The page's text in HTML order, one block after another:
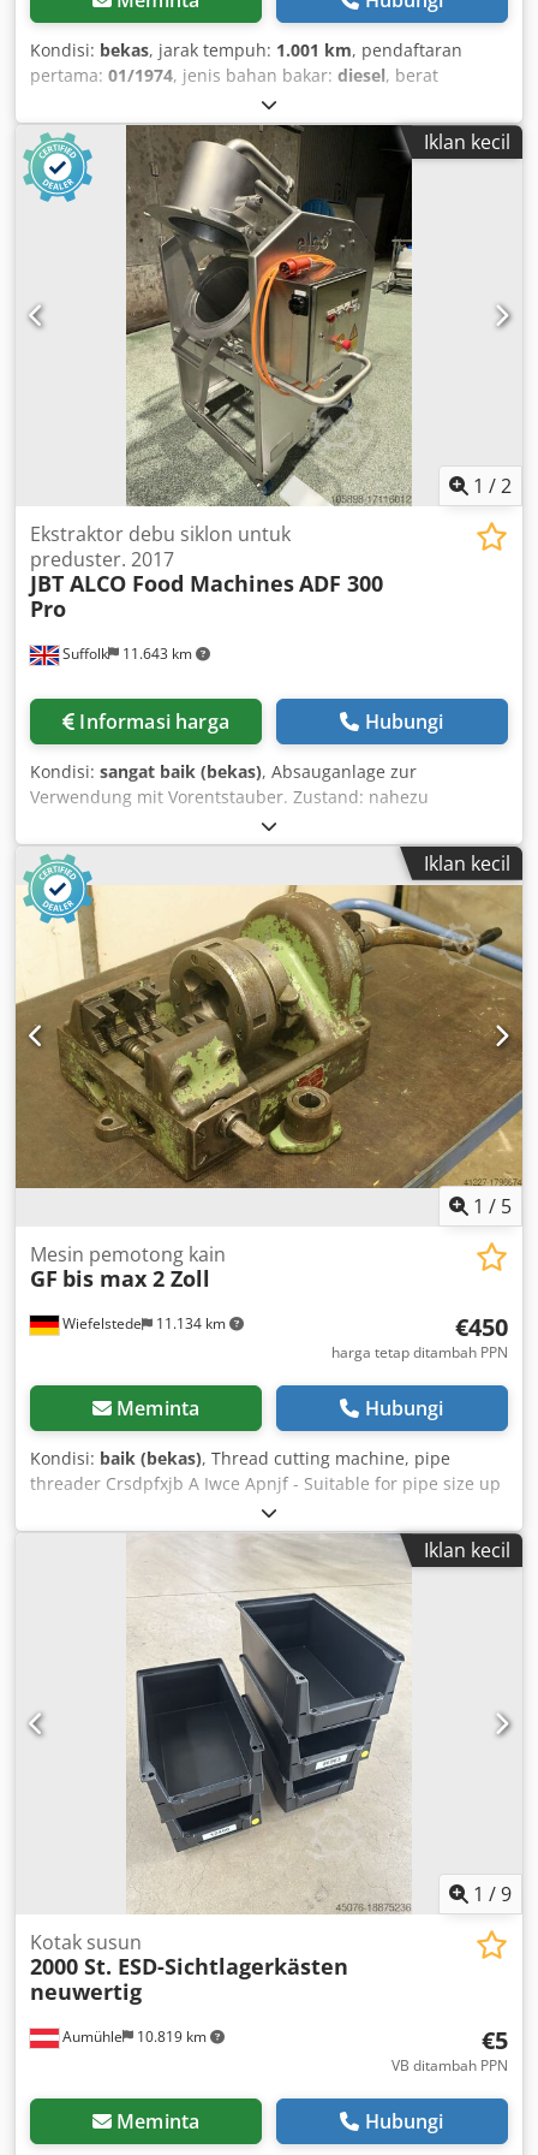
Kondisi: bekas, jarak tempuh: 1.001 km, pendaftaran
pertama: 01/1974, jenis bahan bakar: diesel, berat
, konfigurasi gandar:
abu-abu, kabin pengemudi:lain, tipe perpindahan gigi:
mekanis
, suspensi:baja, Iklan kecil
1 /2
Suffolk 11.643 km
Ekstraktor debu siklon untuk
preduster. 2017
JBT ALCO Food MachinesADF 300
Pro
Informasi harga Hubungi
Kondisi: sangat baik (bekas), Absauganlage zur
Verwendung mit Vorentstauber. Zustand: nahezu
neuwertig. Credpfxeumm Npe Apnsf
Iklan kecil
1 / 5
Wiefelstede 11.134 km
Mesin pemotong kain
GF bis max 2 Zoll
€450
harga tetap ditambah PPN
Meminta Hubungi
Kondisi: baik (bekas), Thread cutting machine, pipe
threader Crsdpfxjb A Iwce Apnjf - Suitable for pipe size up
to 2 inches - Threading dies: 2 inches - Drive: via 3-speed
gearbox - Dimensions: 550 x 360 x H240 mm - Weight: 55
Iklan kecil
1 /9
Aumühle 10.819 km
Kotak susun
2000 St. ESD-Sichtlagerkästen
neuwertig
€5
VB ditambah PPN
Meminta Hubungi